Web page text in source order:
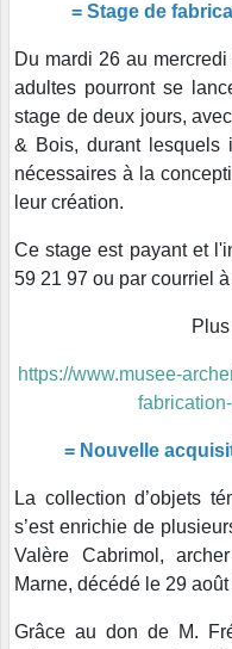
= Stage de
Du mardi 26 au
adultes pourront se
stage de deux jours,
& Bois, durant lesquels
nécessaires à la
leur création.
Ce stage est payant et
59 21 97 ou par courriel
https://www.musee-
= Nouvelle
La collection d’objets
s’est enrichie de
Valère Cabrimol,
Marne, décédé le 29 août
Grâce au don de M.